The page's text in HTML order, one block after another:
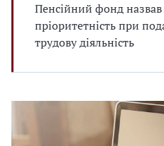
Пенсійний фонд назвав
пріоритетність при
трудову діяльність